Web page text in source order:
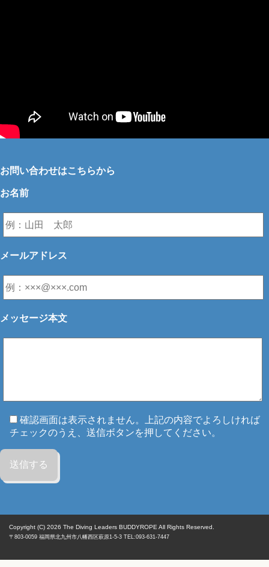
お問い合わせはこちらから
お名前
メールアドレス
メッセージ本文
確認画面は表示されません。上記の内容でよろしければ
チェックのうえ、送信ボタンを押してください。
Copyright (C) 2026 The Diving Leaders BUDDYROPE All Rights Reserved.
〒803-0059 福岡県北九州市八幡西区萩原1-5-3 TEL:093-631-7447